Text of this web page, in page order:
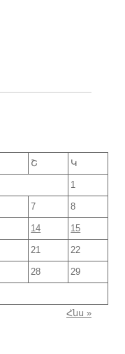
Շ Կ
1
7 8
14 15
21 22
28 29
Հնս »